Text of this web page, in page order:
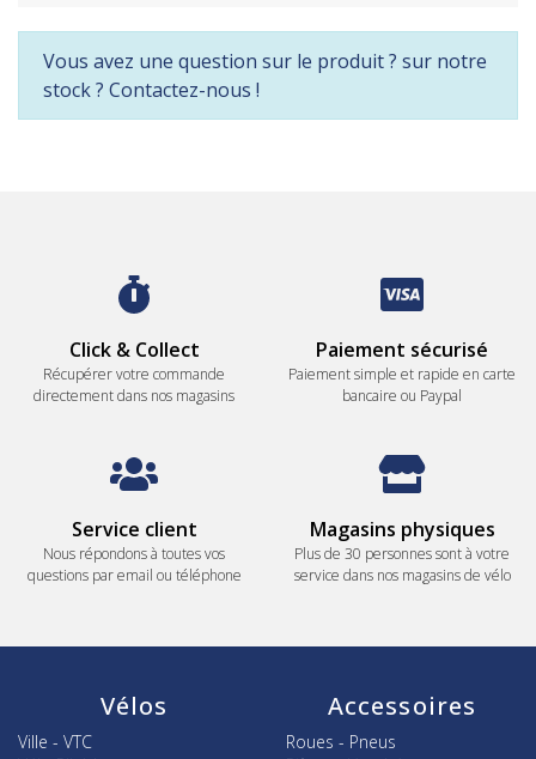
Vous avez une question sur le produit ? sur notre
stock ? Contactez-nous !
Click & Collect
Récupérer votre commande
directement dans nos magasins
Paiement sécurisé
Paiement simple et rapide en carte
bancaire ou Paypal
Service client
Nous répondons à toutes vos
questions par email ou téléphone
Magasins physiques
Plus de 30 personnes sont à votre
service dans nos magasins de vélo
Vélos
Ville - VTC
Accessoires
Roues - Pneus